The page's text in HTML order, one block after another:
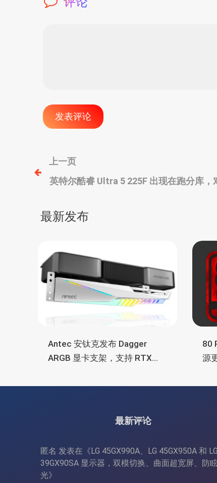
文
章
导
上一页
英特尔酷睿 Ultra 5 225F 出现在跑分库
最新发布
Antec 安钛克发布 Dagger
ARGB 显卡支架，支持 RTX
灯效
80
源
最新评论
匿名 发表在《LG 45GX990A、LG 45GX950A 和 LG
39GX90SA 显示器，双模切换、曲面超宽屏、防
光》